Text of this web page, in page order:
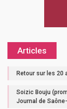
Articles
Retour sur les 20
Soizic Bouju
Journal de